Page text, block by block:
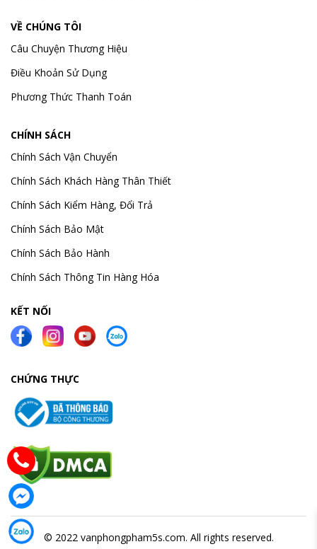
VỀ CHÚNG TÔI
Câu Chuyện Thương Hiệu
Điều Khoản Sử Dụng
Phương Thức Thanh Toán
CHÍNH SÁCH
Chính Sách Vận Chuyển
Chính Sách Khách Hàng Thân Thiết
Chính Sách Kiểm Hàng, Đổi Trả
Chính Sách Bảo Mật
Chính Sách Bảo Hành
Chính Sách Thông Tin Hàng Hóa
KẾT NỐI
CHỨNG THỰC
© 2022 vanphongpham5s.com. All rights reserved.